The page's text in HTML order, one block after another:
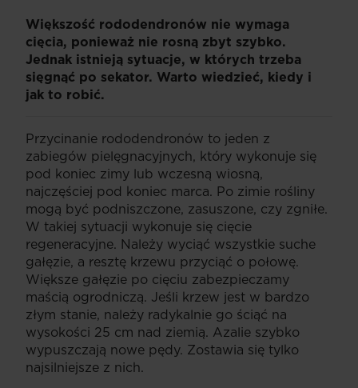
Większość rododendronów nie wymaga
cięcia, ponieważ nie rosną zbyt szybko.
Jednak istnieją sytuacje, w których trzeba
sięgnąć po sekator. Warto wiedzieć, kiedy i
jak to robić.
Przycinanie rododendronów to jeden z
zabiegów pielęgnacyjnych, który wykonuje się
pod koniec zimy lub wczesną wiosną,
najczęściej pod koniec marca. Po zimie rośliny
mogą być podniszczone, zasuszone, czy zgniłe.
W takiej sytuacji wykonuje się cięcie
regeneracyjne. Należy wyciąć wszystkie suche
gałęzie, a resztę krzewu przyciąć o połowę.
Większe gałęzie po cięciu zabezpieczamy
maścią ogrodniczą. Jeśli krzew jest w bardzo
złym stanie, należy radykalnie go ściąć na
wysokości 25 cm nad ziemią. Azalie szybko
wypuszczają nowe pędy. Zostawia się tylko
najsilniejsze z nich.